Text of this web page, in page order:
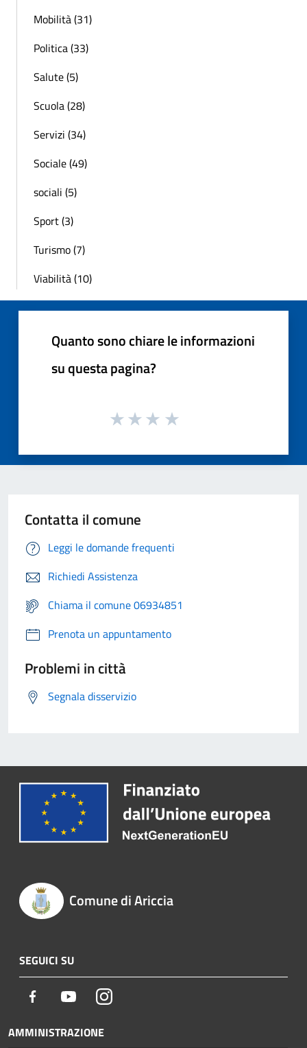
Mobilità (31)
Politica (33)
Salute (5)
Scuola (28)
Servizi (34)
Sociale (49)
sociali (5)
Sport (3)
Turismo (7)
Viabilità (10)
Quanto sono chiare le informazioni
su questa pagina?
Contatta il comune
Leggi le domande frequenti
Richiedi Assistenza
Chiama il comune 06934851
Prenota un appuntamento
Problemi in città
Segnala disservizio
Comune di Ariccia
SEGUICI SU
Facebook YoutubeInstagram
AMMINISTRAZIONE